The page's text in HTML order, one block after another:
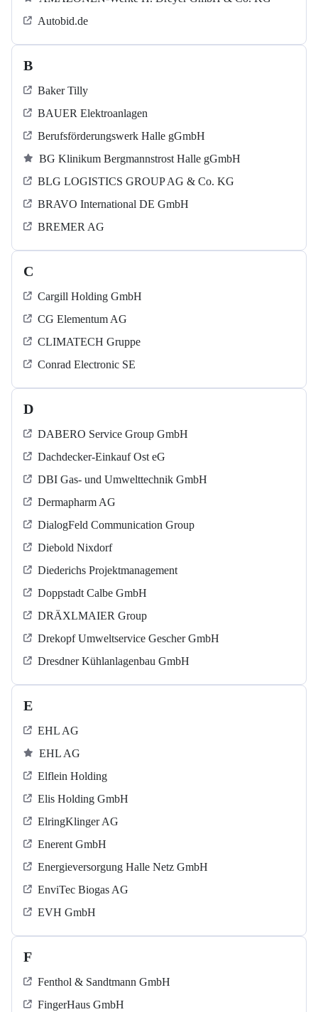
Autobid.de
B
Baker Tilly
BAUER Elektroanlagen
Berufsförderungswerk Halle gGmbH
BG Klinikum Bergmannstrost Halle gGmbH
BLG LOGISTICS GROUP AG & Co. KG
BRAVO International DE GmbH
BREMER AG
C
Cargill Holding GmbH
CG Elementum AG
CLIMATECH Gruppe
Conrad Electronic SE
D
DABERO Service Group GmbH
Dachdecker-Einkauf Ost eG
DBI Gas- und Umwelttechnik GmbH
Dermapharm AG
DialogFeld Communication Group
Diebold Nixdorf
Diederichs Projektmanagement
Doppstadt Calbe GmbH
DRÄXLMAIER Group
Drekopf Umweltservice Gescher GmbH
Dresdner Kühlanlagenbau GmbH
E
EHL AG
EHL AG
Elflein Holding
Elis Holding GmbH
ElringKlinger AG
Enerent GmbH
Energieversorgung Halle Netz GmbH
EnviTec Biogas AG
EVH GmbH
F
Fenthol & Sandtmann GmbH
FingerHaus GmbH